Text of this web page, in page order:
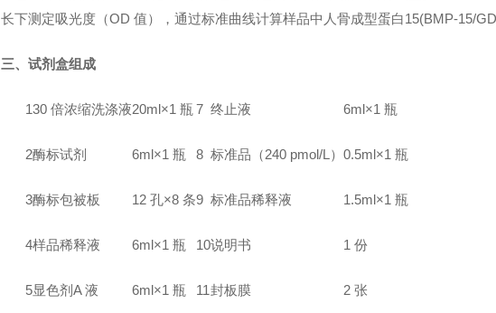
长下测定吸光度（OD 值），通过标准曲线计算样品中人 骨成型蛋白15(BMP-15/
三、试剂盒组成
130 倍浓缩洗涤液20ml×1 瓶 7 终止液 6ml×1 瓶
2酶标试剂 6ml×1 瓶 8 标准品（240 pmol/L）0.5ml×1 瓶
3酶标包被板 12 孔×8 条9 标准品稀释液 1.5ml×1 瓶
4样品稀释液 6ml×1 瓶 10说明书 1 份
5显色剂A 液 6ml×1 瓶 11封板膜 2 张